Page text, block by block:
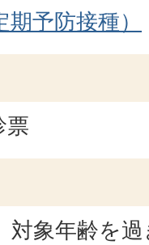
予防接種）
票
対象年齢を